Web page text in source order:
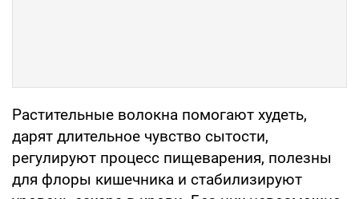
Растительные волокна помогают худеть,
дарят длительное чувство сытости,
регулируют процесс пищеварения, полезны
для флоры кишечника и стабилизируют